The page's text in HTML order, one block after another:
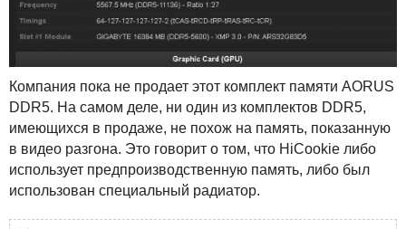
Компания пока не продает этот комплект памяти AORUS
DDR5. На самом деле, ни один из комплектов DDR5,
имеющихся в продаже, не похож на память, показанную
в видео разгона. Это говорит о том, что HiCookie либо
использует предпроизводственную память, либо был
использован специальный радиатор.